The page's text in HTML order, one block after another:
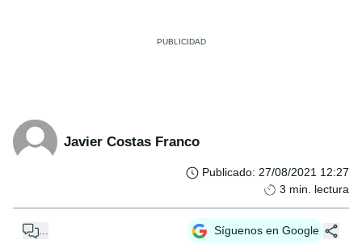
Javier Costas Franco
Publicado: 27/08/2021 12:27
3 min. lectura
... Síguenos en Google